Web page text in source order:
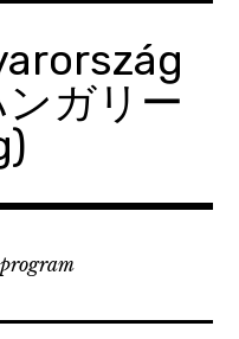
ガリー